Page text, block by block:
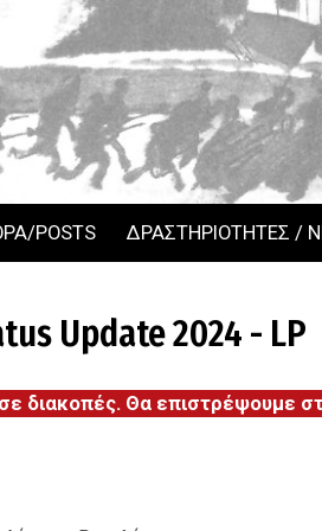
POSTS ΔΡΑΣΤΗΡΙΟΤΗΤΕΣ /
Update 2024 - LP
διακοπές. Θα επιστρέψουμε